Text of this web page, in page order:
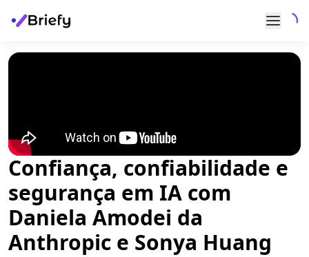
Confiança, confiabilidade e
segurança em IA com
Daniela Amodei da
Anthropic e Sonya Huang